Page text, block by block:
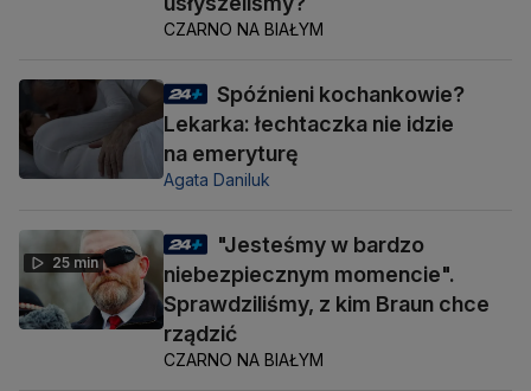
CZARNO NA BIAŁYM
Spóźnieni kochankowie?
Lekarka: łechtaczka nie idzie
na emeryturę
Agata Daniluk
25 min
"Jesteśmy w bardzo
niebezpiecznym momencie".
Sprawdziliśmy, z kim Braun chce
rządzić
CZARNO NA BIAŁYM